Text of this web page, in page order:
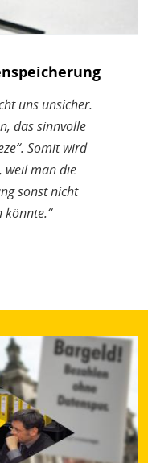
uns unsicher.
das sinnvolle
Somit wird
weil man die
sonst nicht
könnte.“